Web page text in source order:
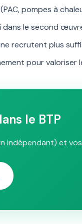
pompes à
dans le second
recrutent plus
pour valoriser
le BTP
indépendant) et